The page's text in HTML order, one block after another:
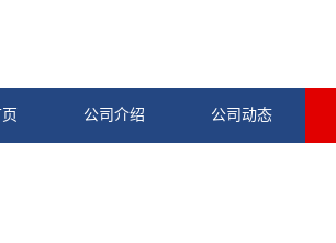
公司介绍 公司动态